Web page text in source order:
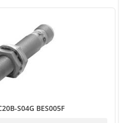
S04G BES005F